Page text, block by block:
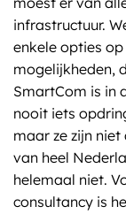
infrastructuur.
enkele opties
mogelijkheden,
SmartCom is in
nooit iets
maar ze zijn
van heel
helemaal niet.
consultancy is